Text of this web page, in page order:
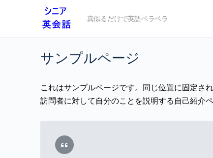
真似るだけで英語ペラペラ
サンプルページ
これはサンプルページです。同じ位置に固定さ
訪問者に対して自分のことを説明する自己紹介